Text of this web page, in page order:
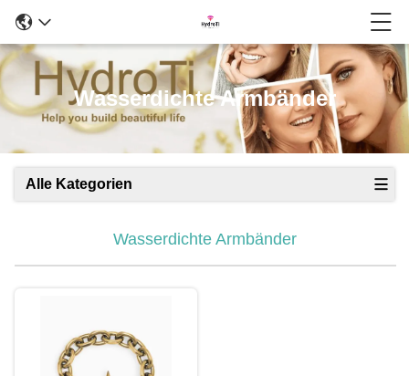
Wasserdichte Armbänder
Alle Kategorien
Wasserdichte Armbänder